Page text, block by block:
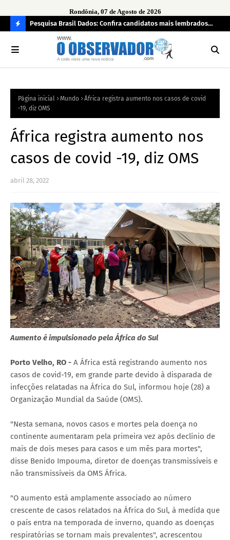
Rondônia, 07 de Agosto de 2026
O
R
Pesquisa Brasil Dados: Confira candidatos mais lembrados
pelo eleitorado de Rondônia para deputado estadual
Página inicial Mundo
África registra aumento nos casos de covid
-19, diz OMS
África registra aumento nos
casos de covid -19, diz OMS
abril 28, 2022
Aumento é impulsionado pela África do Sul
Porto Velho, RO - A África está registrando aumento nos
casos de covid-19, em grande parte devido à disparada de
infecções relatadas na África do Sul, informou hoje (28) a
Organização Mundial da Saúde (OMS).
"Nesta semana, novos casos e mortes pela doença no
continente aumentaram pela primeira vez após declínio de
mais de dois meses para casos e um mês para mortes",
disse Benido Impouma, diretor de doenças transmissíveis e
não transmissíveis da OMS África.
"O aumento está amplamente associado ao número
crescente de casos relatados na África do Sul, à medida que
o país entra na temporada de inverno, quando as doenças
respiratórias se tornam mais prevalentes", acrescentou